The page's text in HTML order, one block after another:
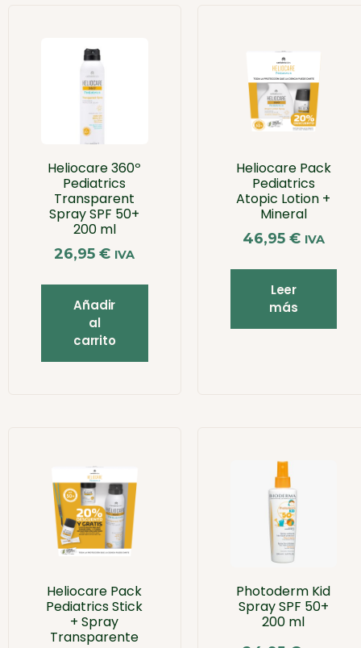
Heliocare 360º
Pediatrics
Transparent
Spray SPF 50+
200 ml
26,95€ IVA
Añadir
al
carrito
Heliocare Pack
Pediatrics
Atopic Lotion +
Mineral
46,95 € IVA
Leer
más
Heliocare Pack
Pediatrics Stick
+ Spray
Transparente
Photoderm Kid
Spray SPF 50+
200 ml